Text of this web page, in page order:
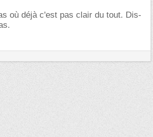
où déjà c'est pas clair du tout. Dis-